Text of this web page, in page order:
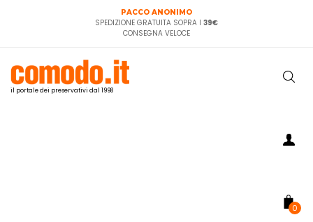
PACCO ANONIMO
SPEDIZIONE GRATUITA SOPRA I 39€
CONSEGNA VELOCE
il portale dei preservativi dal 1998
0